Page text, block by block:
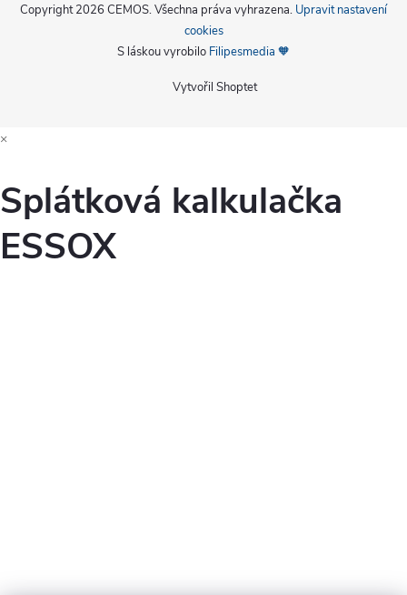
Vytvořil Shoptet
Copyright 2026 CEMOS. Všechna práva vyhrazena. Upravit nastavení
cookies
S láskou vyrobilo Filipesmedia 🧡
×
Splátková kalkulačka
ESSOX